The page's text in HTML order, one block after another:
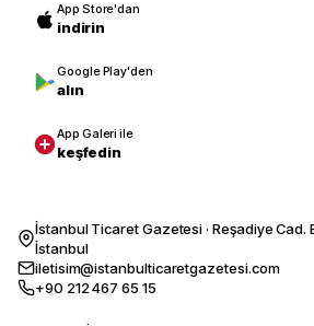
App Store'dan
indirin
Google Play'den
alın
App Galeri ile
keşfedin
İstanbul Ticaret Gazetesi · Reşadiye Cad.
İstanbul
iletisim@istanbulticaretgazetesi.com
+90 212 467 65 15